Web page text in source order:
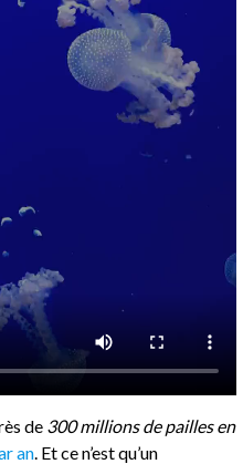
de 300 millions de pailles en
an. Et ce n’est qu’un